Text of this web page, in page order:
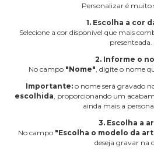
Personalizar é muito
1. Escolha a cor
Selecione a cor disponível que mais
presenteada.
2. Informe o
No campo "Nome" , digite o nome
Importante: o nome será gravado
escolhida , proporcionando um
ainda mais a
3. Escolha a
No campo "Escolha o modelo da
deseja gravar na